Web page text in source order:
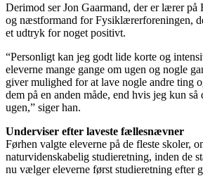
Derimod ser Jon Gaarmand, der er lærer
og næstformand for Fysiklærerforeningen,
et udtryk for noget positivt.
“Personligt kan jeg godt lide korte og
eleverne mange gange om ugen og nogle
giver mulighed for at lave nogle andre ting
dem på en anden måde, end hvis jeg kun så
ugen,” siger han.
Underviser efter laveste fællesnævner
Førhen valgte eleverne på de fleste skoler,
naturvidenskabelig studieretning, inden de
nu vælger eleverne først studieretning efter